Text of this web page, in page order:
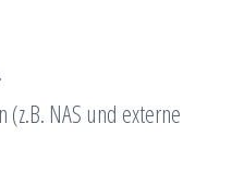
NAS und externe